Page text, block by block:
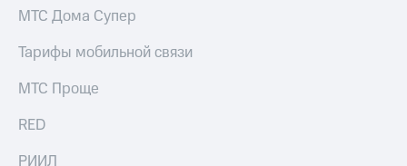
МТС Дома Супер
Тарифы мобильной связи
МТС Проще
RED